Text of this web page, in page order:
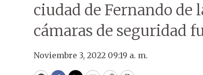
ciudad de Fernando de
cámaras de seguridad
Noviembre 3, 2022 09:19 a. m.